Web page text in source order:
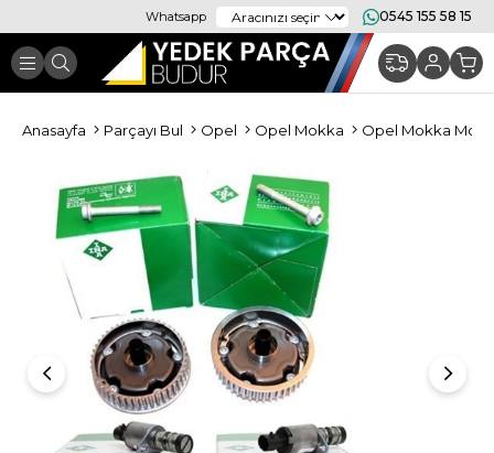
Whatsapp 0545 155 58 15
Anasayfa Parçayı Bul Opel Opel Mokka Opel Mokka